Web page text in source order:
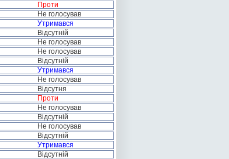
Проти
Не голосував
Утримався
Відсутній
Не голосував
Не голосував
Відсутній
Утримався
Не голосував
Відсутня
Проти
Не голосував
Відсутній
Не голосував
Відсутній
Утримався
Відсутній